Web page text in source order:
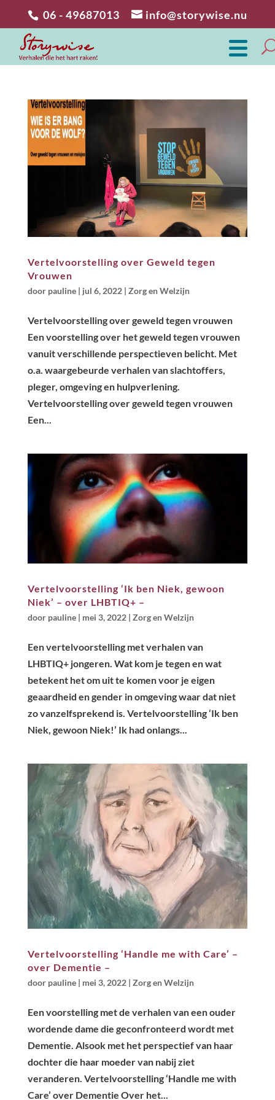
06 - 49687013 info@storywise.nu
Vertelvoorstelling over Geweld tegen
Vrouwen
door pauline| jul 6, 2022| Zorg en Welzijn
Vertelvoorstelling over geweld tegen vrouwen
Een voorstelling over het geweld tegen vrouwen
vanuit verschillende perspectieven belicht. Met
o.a. waargebeurde verhalen van slachtoffers,
pleger, omgeving en hulpverlening.
Vertelvoorstelling over geweld tegen vrouwen
Een...
Vertelvoorstelling ‘Ik ben Niek, gewoon
Niek’ – over LHBTIQ+ –
door pauline| mei 3, 2022| Zorg en Welzijn
Een vertelvoorstelling met verhalen van
LHBTIQ+ jongeren. Wat kom je tegen en wat
betekent het om uit te komen voor je eigen
geaardheid en gender in omgeving waar dat niet
zo vanzelfsprekend is. Vertelvoorstelling ‘Ik ben
Niek, gewoon Niek!’ Ik had onlangs...
Vertelvoorstelling ‘Handle me with Care’ –
over Dementie –
door pauline| mei 3, 2022| Zorg en Welzijn
Een voorstelling met de verhalen van een ouder
wordende dame die geconfronteerd wordt met
Dementie. Alsook met het perspectief van haar
dochter die haar moeder van nabij ziet
veranderen. Vertelvoorstelling ‘Handle me with
Care’ over Dementie Over het...